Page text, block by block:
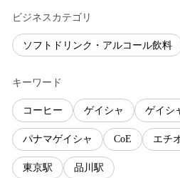
ビジネスカテゴリ
ソフトドリンク・アルコール飲料
キーワード
コーヒー ゲイシャ ゲイシ
パナマゲイシャ CoE エチ
東京駅 品川駅